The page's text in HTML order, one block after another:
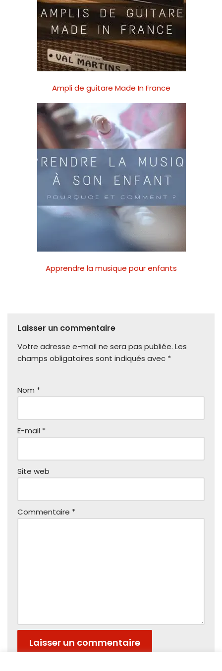
Ampli de guitare Made In France
Apprendre la musique pour enfants
Laisser un commentaire
Votre adresse e-mail ne sera pas publiée. Les
champs obligatoires sont indiqués avec *
Nom *
E-mail *
Site web
Commentaire *